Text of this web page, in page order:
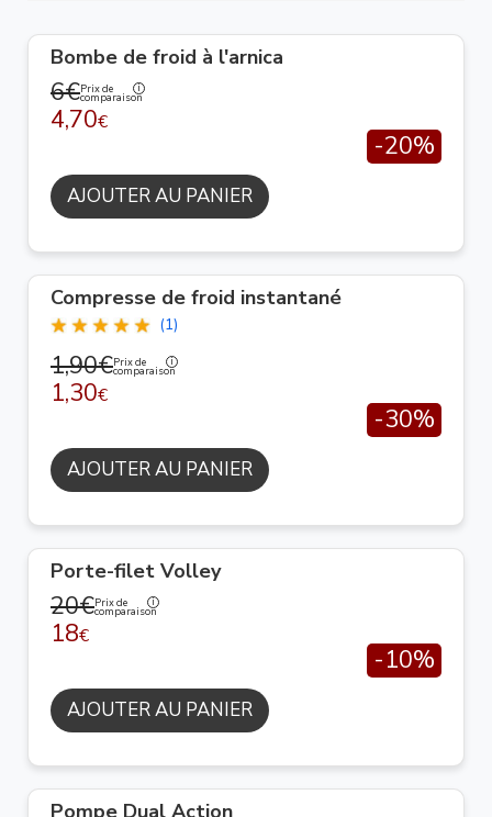
Bombe de froid à l'arnica
6€Prix de
comparaison
4,70€
-20%
AJOUTER AU PANIER
Compresse de froid instantané
(1)
1,90€Prix de
comparaison
1,30€
-30%
AJOUTER AU PANIER
Porte-filet Volley
20€Prix de
comparaison
18€
-10%
AJOUTER AU PANIER
Pompe Dual Action